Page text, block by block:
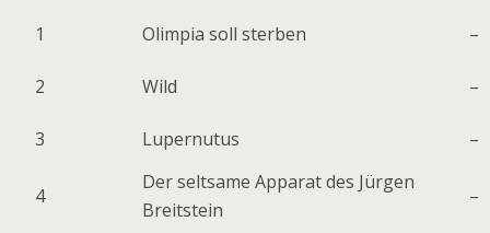
1 Olimpia soll sterben –
2 Wild –
3 Lupernutus –
4
Der seltsame Apparat des Jürgen
Breitstein
–